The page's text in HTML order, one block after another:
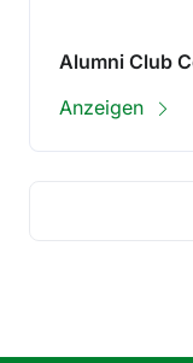
Alumni Club
Anzeigen